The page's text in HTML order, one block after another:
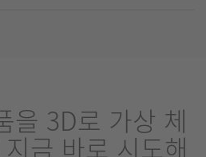
을 3D로 가상 체
금 바로 시도해